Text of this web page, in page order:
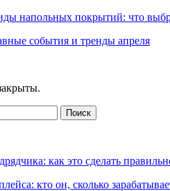
напольных покрытий: что
события и тренды апреля
как это сделать
кто он, сколько